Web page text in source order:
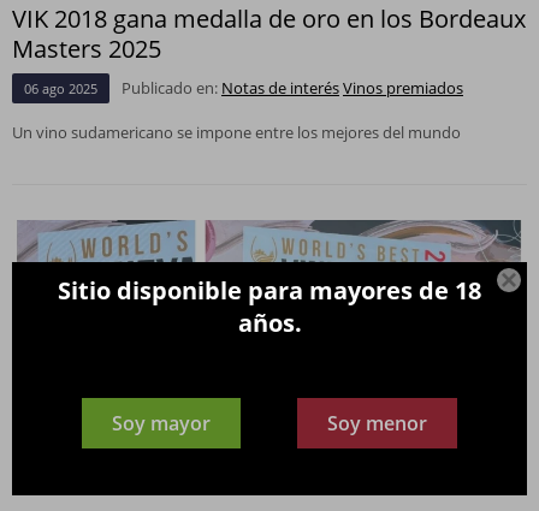

Sitio disponible para mayores de 18
años.
Soy mayor Soy menor
VIK 2018 gana medalla de oro en los Bordeaux
Masters 2025
06 ago 2025 Publicado en: Notas de interésVinos premiados
Un vino sudamericano se impone entre los mejores del mundo